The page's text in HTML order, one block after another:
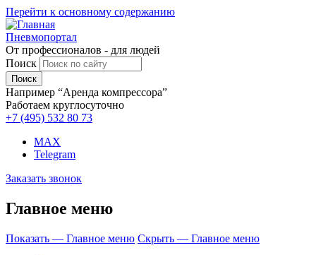
Перейти к основному содержанию
Пневмопортал
От профессионалов - для людей
Поиск
Например “Аренда компрессора”
Работаем круглосуточно
+7 (495) 532 80 73
MAX
Telegram
Заказать звонок
Главное меню
Показать — Главное меню Скрыть — Главное меню